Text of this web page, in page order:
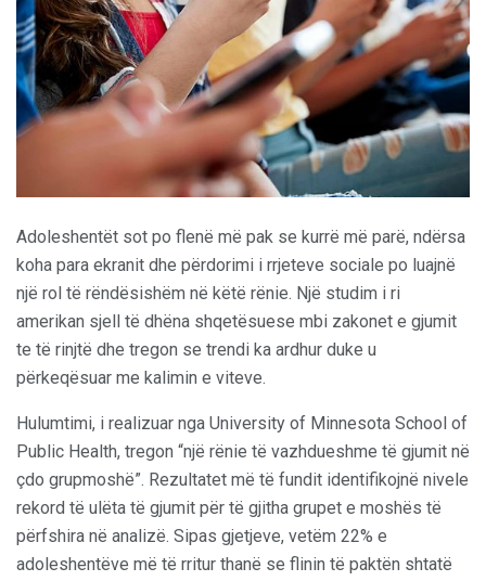
Adoleshentët sot po flenë më pak se kurrë më parë, ndërsa
koha para ekranit dhe përdorimi i rrjeteve sociale po luajnë
një rol të rëndësishëm në këtë rënie. Një studim i ri
amerikan sjell të dhëna shqetësuese mbi zakonet e gjumit
te të rinjtë dhe tregon se trendi ka ardhur duke u
përkeqësuar me kalimin e viteve.
Hulumtimi, i realizuar nga University of Minnesota School of
Public Health, tregon “një rënie të vazhdueshme të gjumit në
çdo grupmoshë”. Rezultatet më të fundit identifikojnë nivele
rekord të ulëta të gjumit për të gjitha grupet e moshës të
përfshira në analizë. Sipas gjetjeve, vetëm 22% e
adoleshentëve më të rritur thanë se flinin të paktën shtatë